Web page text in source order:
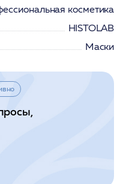
косметика
HISTOLAB
Маски